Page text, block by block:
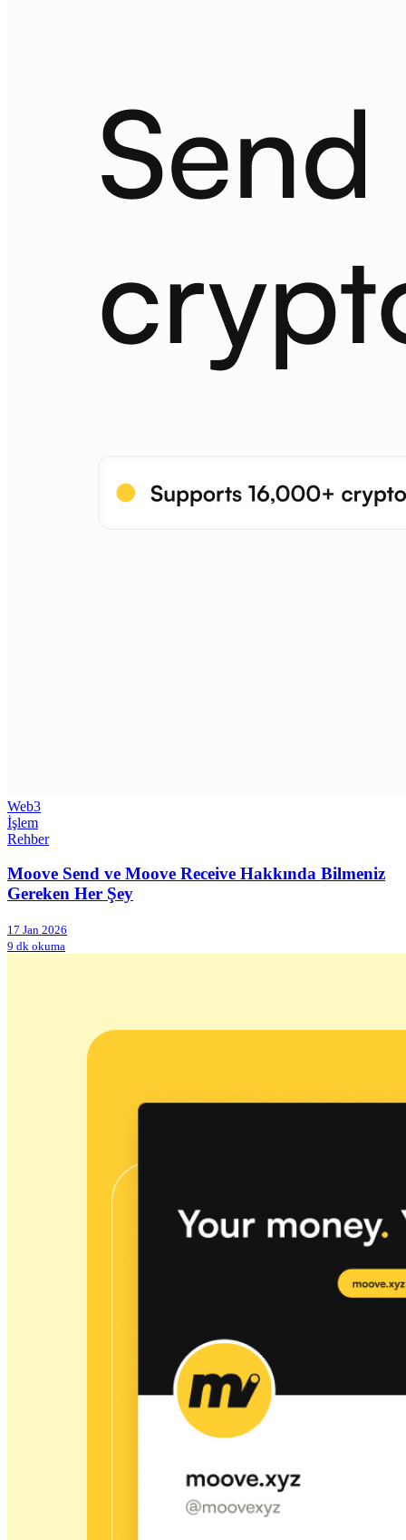
Web3
İşlem
Rehber
Moove Send ve Moove Receive Hakkında Bilmeniz
Gereken Her Şey
17 Jan 2026
9 dk okuma